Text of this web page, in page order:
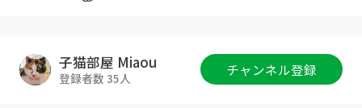
猫部屋グッズ :http://www.catsroom-miaou.s
子猫部屋 Miaou
登録者数 35人
チャンネル登録